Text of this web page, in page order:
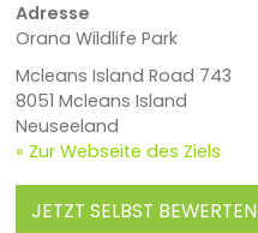
Adresse
Orana Wildlife Park
Mcleans Island Road 743
8051 Mcleans Island
Neuseeland
» Zur Webseite des Ziels
JETZT SELBST BEWERTEN